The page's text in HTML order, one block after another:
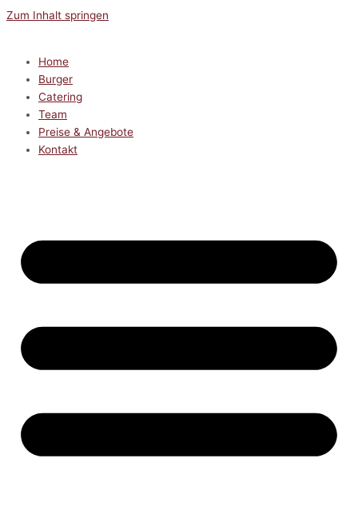
Zum Inhalt springen
Home
Burger
Catering
Team
Preise & Angebote
Kontakt